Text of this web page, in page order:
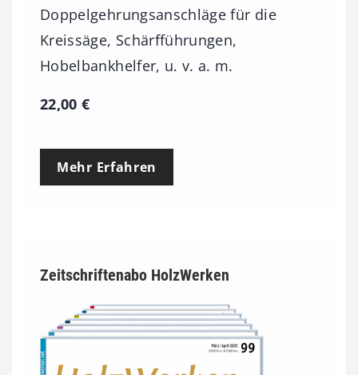
Doppelgehrungsanschläge für die
Kreissäge, Schärfführungen,
Hobelbankhelfer, u. v. a. m.
22,00€
Mehr Erfahren
Zeitschriftenabo HolzWerken